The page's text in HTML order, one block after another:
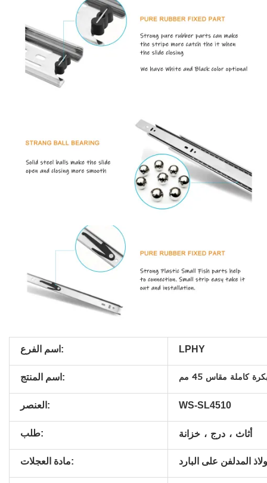
اسم الفرع: LPHY
اسم المنتج: كاملة مقاس 45 مم
العنصر: WS-SL4510
طلب: أثاث ، درج ، خزانة
مادة العجلات: المدلفن على البارد